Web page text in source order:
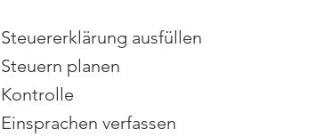
Steuererklärung ausfüllen
Steuern planen
Kontrolle
Einsprachen verfassen